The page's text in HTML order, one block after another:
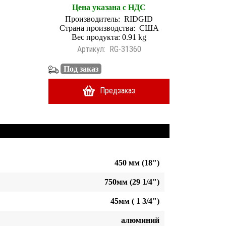
Цена указана с НДС
Производитель: RIDGID
Страна производства: США
Вес продукта: 0.91 kg
Артикул: RG-31360
Под заказ
Предзаказ
450 мм (18")
750мм (29 1/4")
45мм ( 1 3/4")
алюминий